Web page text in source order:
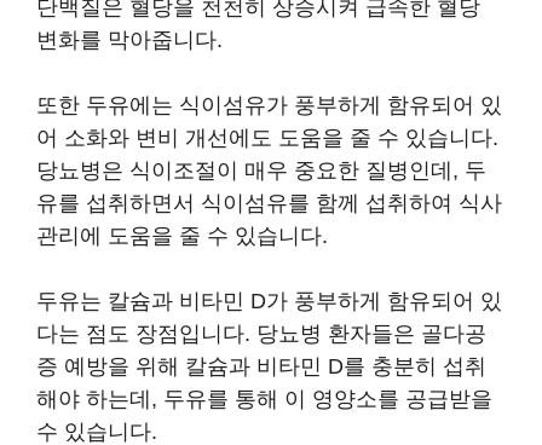
단백질은 혈당을 천천히 상승시켜 급속한 혈당
변화를 막아줍니다.
또한 두유에는 식이섬유가 풍부하게 함유되어 있
어 소화와 변비 개선에도 도움을 줄 수 있습니다.
당뇨병은 식이조절이 매우 중요한 질병인데, 두
유를 섭취하면서 식이섬유를 함께 섭취하여 식사
관리에 도움을 줄 수 있습니다.
두유는 칼슘과 비타민 D가 풍부하게 함유되어 있
다는 점도 장점입니다. 당뇨병 환자들은 골다공
증 예방을 위해 칼슘과 비타민 D를 충분히 섭취
해야 하는데, 두유를 통해 이 영양소를 공급받을
수 있습니다.